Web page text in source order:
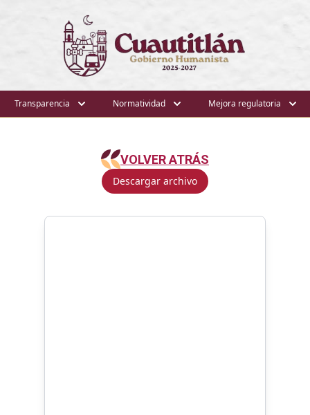
Transparencia Normatividad Mejora regulatoria
VOLVER ATRÁS
Descargar archivo